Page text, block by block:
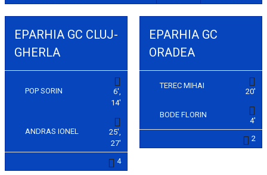
EPARHIA GC CLUJ-
GHERLA
POP SORIN
6',
14'
ANDRAS IONEL
25',
27'
4
EPARHIA GC
ORADEA
TEREC MIHAI
20'
BODE FLORIN
4'
2